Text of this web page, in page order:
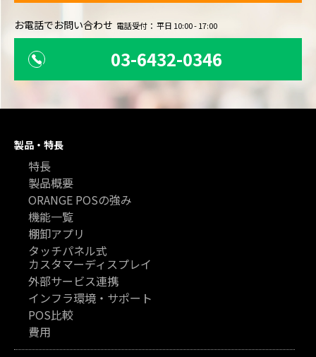
お電話でお問い合わせ 電話受付： 平日 10:00 - 17:00
03-6432-0346
製品・特長
特長
製品概要
ORANGE POSの強み
機能一覧
棚卸アプリ
タッチパネル式
カスタマーディスプレイ
外部サービス連携
インフラ環境・サポート
POS比較
費用